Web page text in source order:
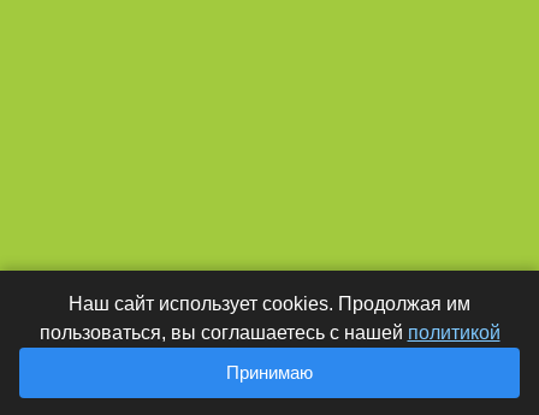
Наш сайт использует cookies. Продолжая им
пользоваться, вы соглашаетесь с нашей политикой
Принимаю